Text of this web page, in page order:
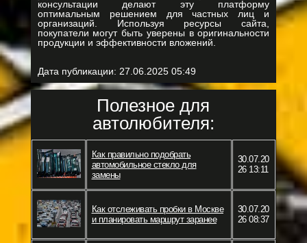
консультации делают эту платформу
оптимальным решением для частных лиц и
организаций. Используя ресурсы сайта,
покупатели могут быть уверены в оригинальности
продукции и эффективности вложений.
Дата публикации: 27.06.2025 05:49
Полезное для
автолюбителя:
Как правильно подобрать
автомобильное стекло для
замены
30.07.20
26 13:11
Как отслеживать пробки в Москве
и планировать маршрут заранее
30.07.20
26 08:37